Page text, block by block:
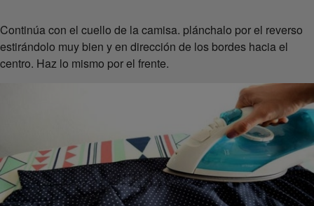
Continúa con el cuello de la camisa. plánchalo por el reverso
estirándolo muy bien y en dirección de los bordes hacia el
centro. Haz lo mismo por el frente.